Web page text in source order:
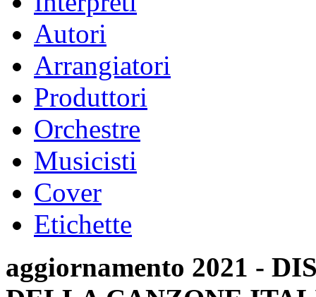
Autori
Arrangiatori
Produttori
Orchestre
Musicisti
Cover
Etichette
aggiornamento 2021 -